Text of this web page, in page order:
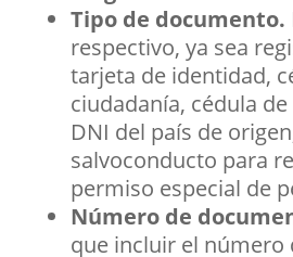
Tipo de documento.
respectivo, ya sea
tarjeta de identidad,
ciudadanía, cédula
DNI del país de
salvoconducto para
permiso especial de
Número de
que incluir el número